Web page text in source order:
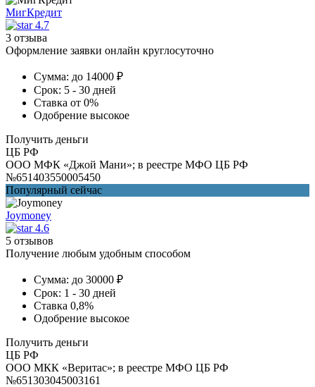
МигКредит
4.7
3 отзыва
Оформление заявки онлайн круглосуточно
Сумма: до 14000 ₽
Срок: 5 - 30 дней
Ставка от 0%
Одобрение высокое
Получить деньги
ЦБ РФ
ООО МФК «Джой Мани»; в реестре МФО ЦБ РФ
№651403550005450
Популярный сейчас
Joymoney
4.6
5 отзывов
Получение любым удобным способом
Сумма: до 30000 ₽
Срок: 1 - 30 дней
Ставка 0,8%
Одобрение высокое
Получить деньги
ЦБ РФ
ООО МКК «Веритас»; в реестре МФО ЦБ РФ
№651303045003161